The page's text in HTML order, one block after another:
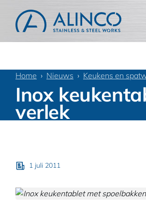
Home Nieuws Keukens en
Inox
verlek
1 juli 2011